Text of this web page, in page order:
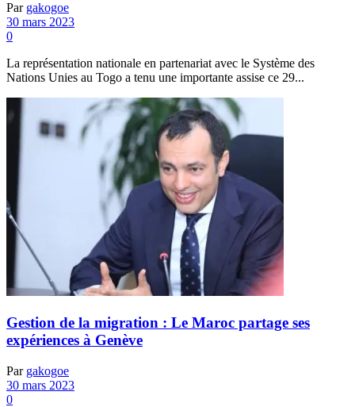
Par gakogoe
30 mars 2023
0
La représentation nationale en partenariat avec le Système des
Nations Unies au Togo a tenu une importante assise ce 29...
Gestion de la migration : Le Maroc partage ses
expériences à Genève
Par gakogoe
30 mars 2023
0